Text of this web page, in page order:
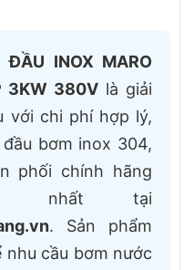
ĐẦU INOX MARO
3KW 380V là giải
với chi phí hợp lý,
bơm inox 304,
phối chính hãng
nhất tại
. Sản phẩm
cầu bơm nước